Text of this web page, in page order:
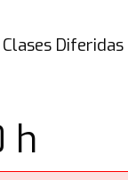
Clases Diferidas
h